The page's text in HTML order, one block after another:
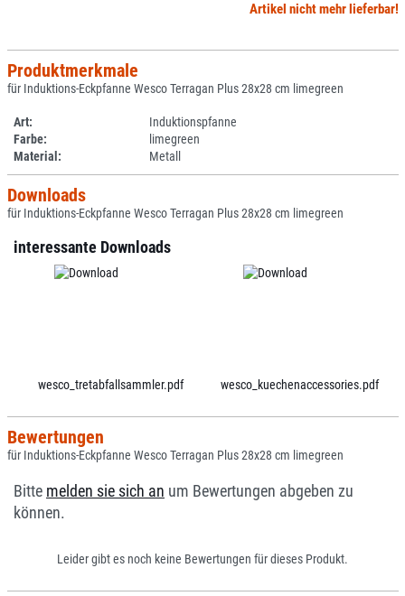
Artikel nicht mehr lieferbar!
Produktmerkmale
für Induktions-Eckpfanne Wesco Terragan Plus 28x28 cm limegreen
Art:
Induktionspfanne
Farbe:
limegreen
Material:
Metall
Downloads
für Induktions-Eckpfanne Wesco Terragan Plus 28x28 cm limegreen
interessante Downloads
wesco_tretabfallsammler.pdf wesco_kuechenaccessories.pdf
Bewertungen
für Induktions-Eckpfanne Wesco Terragan Plus 28x28 cm limegreen
Bitte melden sie sich an um Bewertungen abgeben zu
können.
Leider gibt es noch keine Bewertungen für dieses Produkt.